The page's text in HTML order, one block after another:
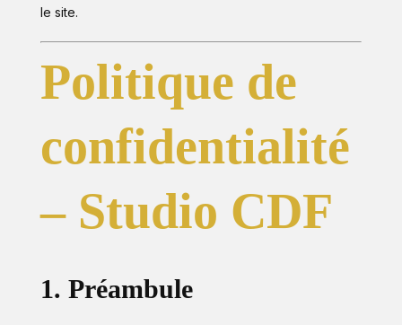
le site.
Politique de
confidentialité
– Studio CDF
1. Préambule